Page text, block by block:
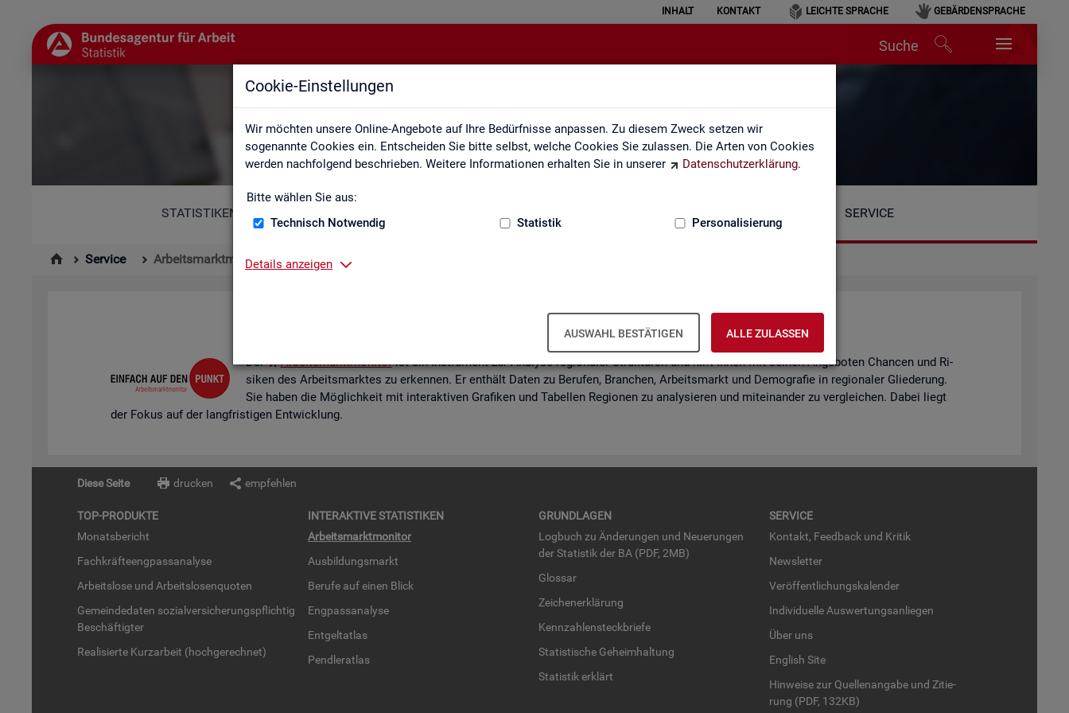
Cookie-Einstellungen
Wir möchten unsere Online-Angebote auf Ihre Bedürfnisse anpassen. Zu diesem Zweck setzen wir
sogenannte Cookies ein. Entscheiden Sie bitte selbst, welche Cookies Sie zulassen. Die Arten von Cookies
werden nachfolgend beschrieben. Weitere Informationen erhalten Sie in unserer
Datenschutzerklärung.
Bitte wählen Sie aus:
Technisch Notwendig
Statistik Personalisierung
Details anzeigen
AUSWAHL BESTÄTIGEN ALLE ZULASSEN
INHALT KONTAKT LEICHTE SPRACHE GEBÄRDENSPRACHE
Suche
Arbeitsmarktmonitor
STATISTIKEN SERVICE
Service Arbeitsmarktmonitor
Ar­beits­markt­mo­ni­tor
Der Ar­beits­markt­mo­ni­torist ein In­stru­ment zur Ana­ly­se re­gio­na­ler Struk­tu­ren und hilft Ihnen mit sei­nen An­ge­bo­ten Chan­cen und Ri­
si­ken des Ar­beits­mark­tes zu er­ken­nen. Er ent­hält Daten zu Be­ru­fen, Bran­chen, Ar­beits­markt und De­mo­gra­fie in re­gio­na­ler Glie­de­rung.
Sie haben die Mög­lich­keit mit in­ter­ak­ti­ven Gra­fi­ken und Ta­bel­len Re­gio­nen zu ana­ly­sie­ren und mit­ein­an­der zu ver­glei­chen. Dabei liegt
der Fokus auf der lang­fris­ti­gen Ent­wick­lung.
Diese Seite drucken empfehlen
TOP-PRO­DUK­TE
Mo­nats­be­richt
Fach­kräf­te­eng­pass­ana­ly­se
Ar­beits­lo­se und Ar­beits­lo­sen­quo­ten
Ge­mein­de­da­ten so­zi­al­ver­si­che­rungs­pflich­tig
Be­schäf­tig­ter
Rea­li­sier­te Kurz­ar­beit (hoch­ge­rech­net)
IN­TER­AK­TI­VE STA­TIS­TI­KEN
Ar­beits­markt­mo­ni­tor
Aus­bil­dungs­markt
Be­ru­fe auf einen Blick
Eng­pass­ana­ly­se
Ent­gel­t­at­las
Pend­ler­at­las
GRUND­LA­GEN
Log­buch zu Än­de­run­gen und Neue­run­gen
der Sta­tis­tik der BA (PDF, 2MB)
Glos­sar
Zei­chen­er­klä­rung
Kenn­zah­len­steck­brie­fe
Sta­tis­ti­sche Ge­heim­hal­tung
Sta­tis­tik er­klärt
SER­VICE
Kon­takt, Feed­back und Kri­tik
News­let­ter
Ver­öf­fent­li­chungs­ka­len­der
In­di­vi­du­el­le Aus­wer­tungs­an­lie­gen
Über uns
English Site
Hin­wei­se zur Quel­len­an­ga­be und Zi­tie­
rung (PDF, 132KB)